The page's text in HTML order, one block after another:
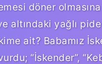
döner
altındaki yağlı
ait? Babamız
“İskender”,